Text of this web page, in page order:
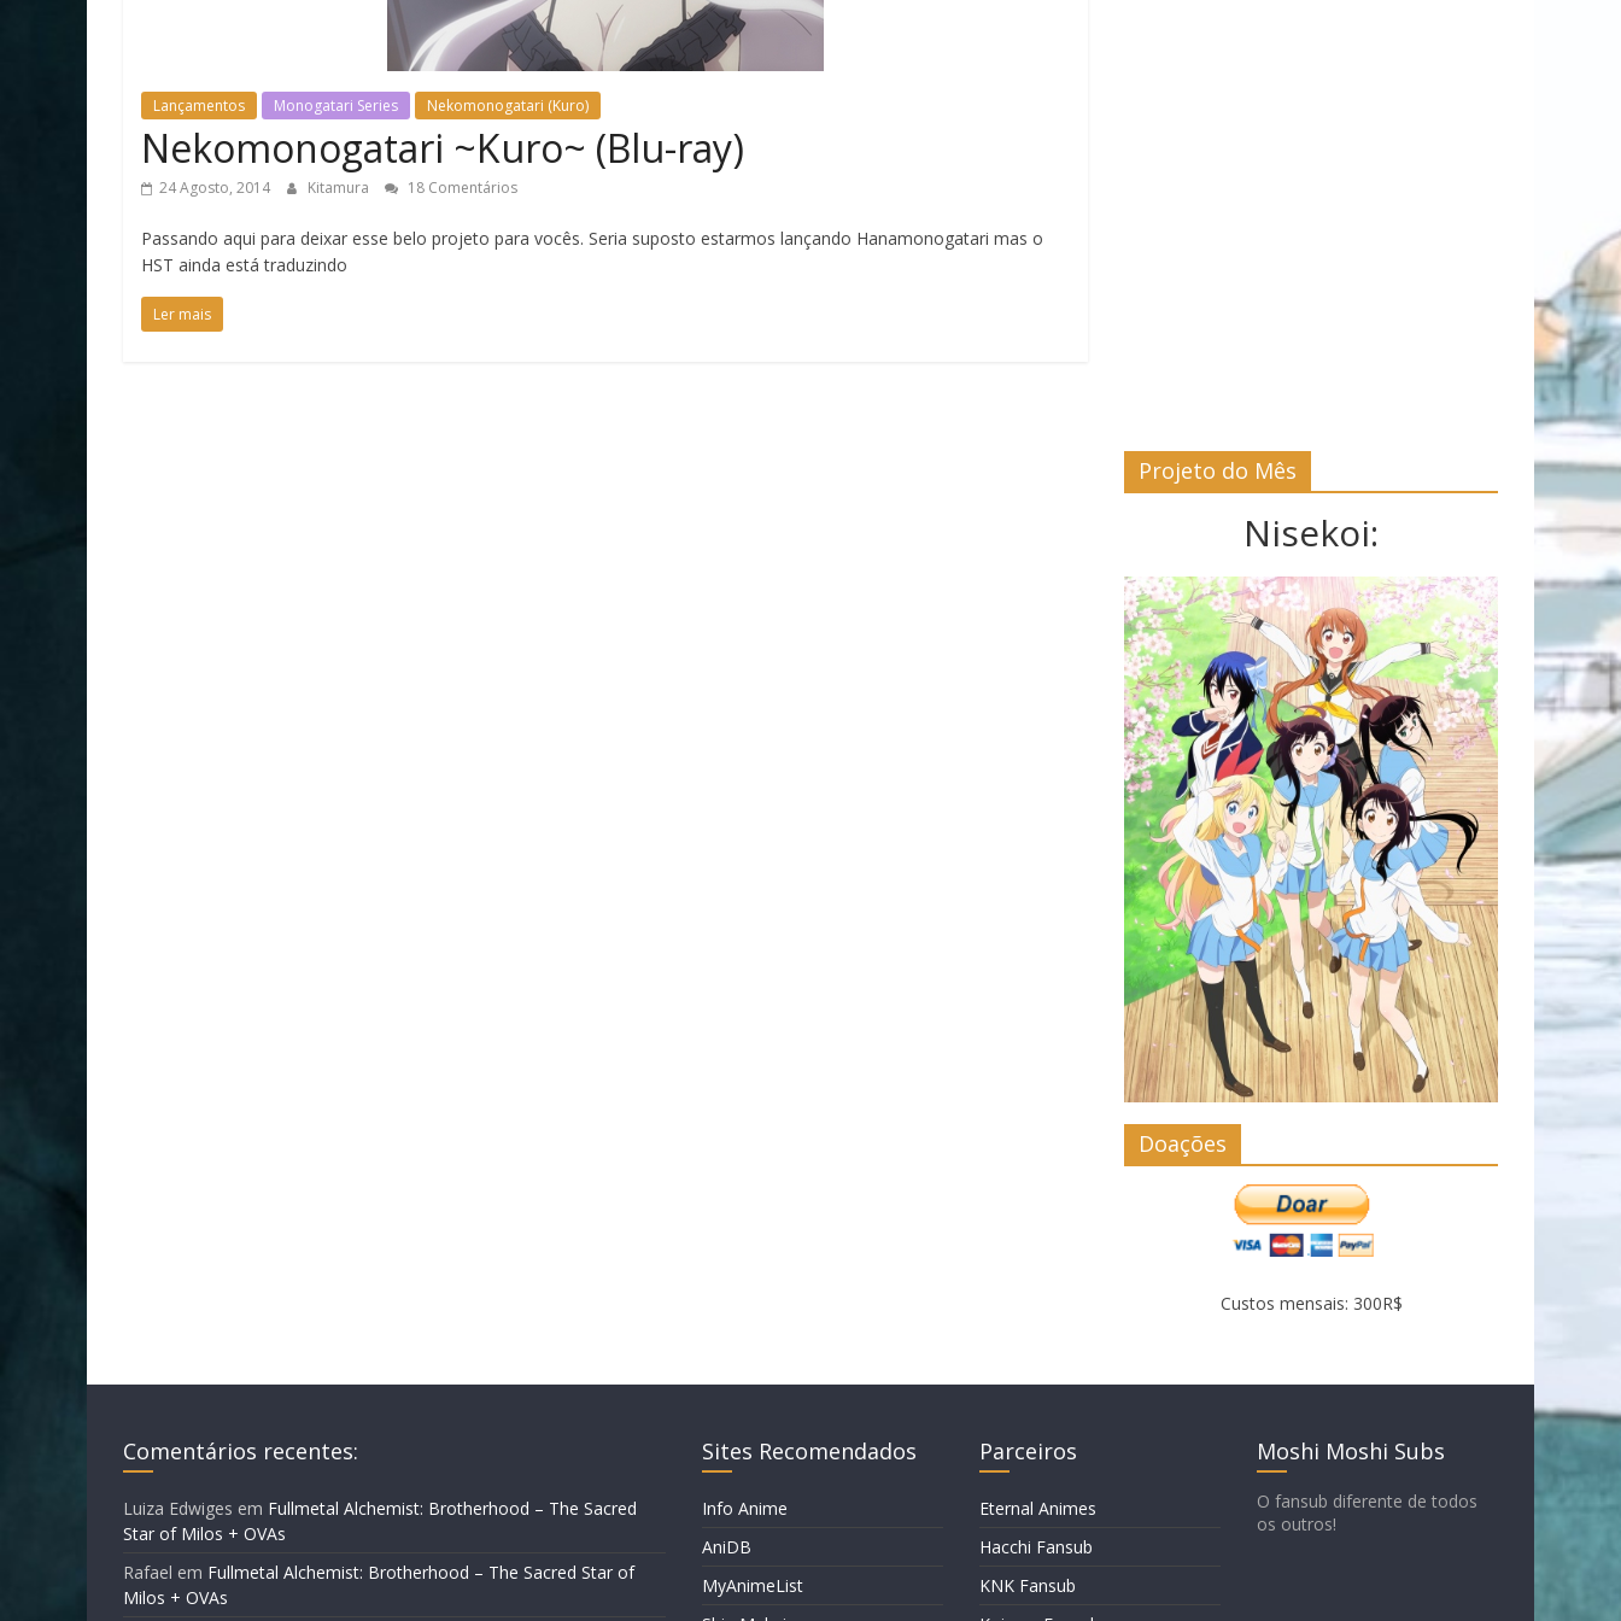
Lançamentos Monogatari Series Nekomonogatari (Kuro)
Nekomonogatari ~Kuro~ (Blu-ray)
24 Agosto, 2014 Kitamura 18 Comentários
Passando aqui para deixar esse belo projeto para vocês. Seria suposto estarmos lançando Hanamonogatari mas o
HST ainda está traduzindo
Ler mais
Projeto do Mês
Nisekoi:
Doações
Custos mensais: 300R$
Comentários recentes:
Luiza Edwiges em Fullmetal Alchemist: Brotherhood – The Sacred
Star of Milos + OVAs
Rafael em Fullmetal Alchemist: Brotherhood – The Sacred Star of
Milos + OVAs
Sites Recomendados
Info Anime
AniDB
MyAnimeList
Parceiros
Eternal Animes
Hacchi Fansub
KNK Fansub
Moshi Moshi Subs
O fansub diferente de todos
os outros!